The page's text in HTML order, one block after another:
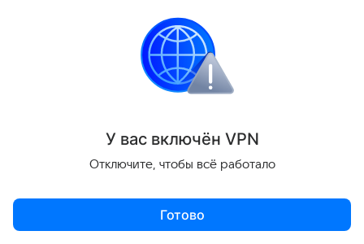
Регулярно очищайте кисти. Те, которыми
наносите тон, можно мыть каждый день, кисти из
стоит — пудра и тени на таких держаться не
будут. Вымыв, необходимо разложить их на
полотенце и оставить на ночь.
У вас включён VPN
Отключите, чтобы всё работало
Готово